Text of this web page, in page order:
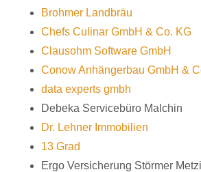
Brohmer Landbräu
Chefs Culinar GmbH & Co. KG
Clausohm Software GmbH
Conow Anhängerbau GmbH &
data experts gmbh
Debeka Servicebüro Malchin
Dr. Lehner Immobilien
13 Grad
Ergo Versicherung Störmer